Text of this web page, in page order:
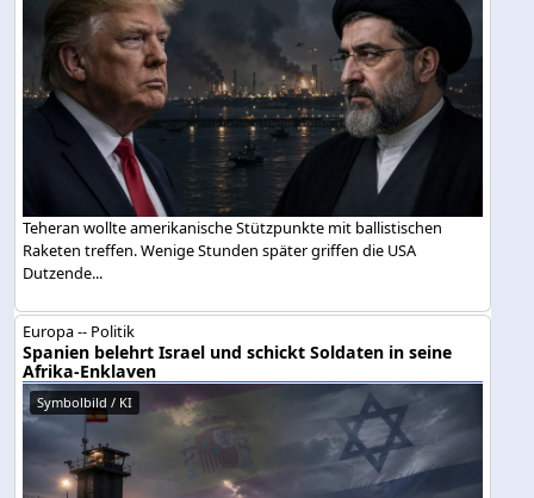
Teheran wollte amerikanische Stützpunkte mit ballistischen
Raketen treffen. Wenige Stunden später griffen die USA
Dutzende...
Europa -- Politik
Spanien belehrt Israel und schickt Soldaten in seine
Afrika-Enklaven
Symbolbild / KI